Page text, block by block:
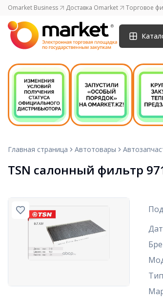
Omarket Business Доставка Omarket Торговое
Главная страница Автотовары
TSN салонный фильтр
Тип